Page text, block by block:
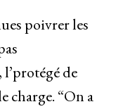
poivrer les
de
charge. “On a